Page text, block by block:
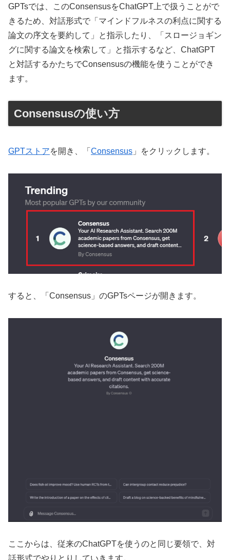
GPTsでは、このConsensusをChatGPT上で扱うことがで
きるため、対話形式で「マインドフルネスの利点に関する
論文の序文を要約して」と指示したり、「スロージョギン
グに関する論文を検索して」と指示するなど、ChatGPT
と対話するかたちでConsensusの機能を使うことができ
ます。
Consensusの使い方
GPTストアを開き、「 Consensus 」をクリックします。
すると、「Consensus」のGPTsページが開きます。
ここからは、従来のChatGPTを使うのと同じ要領で、対